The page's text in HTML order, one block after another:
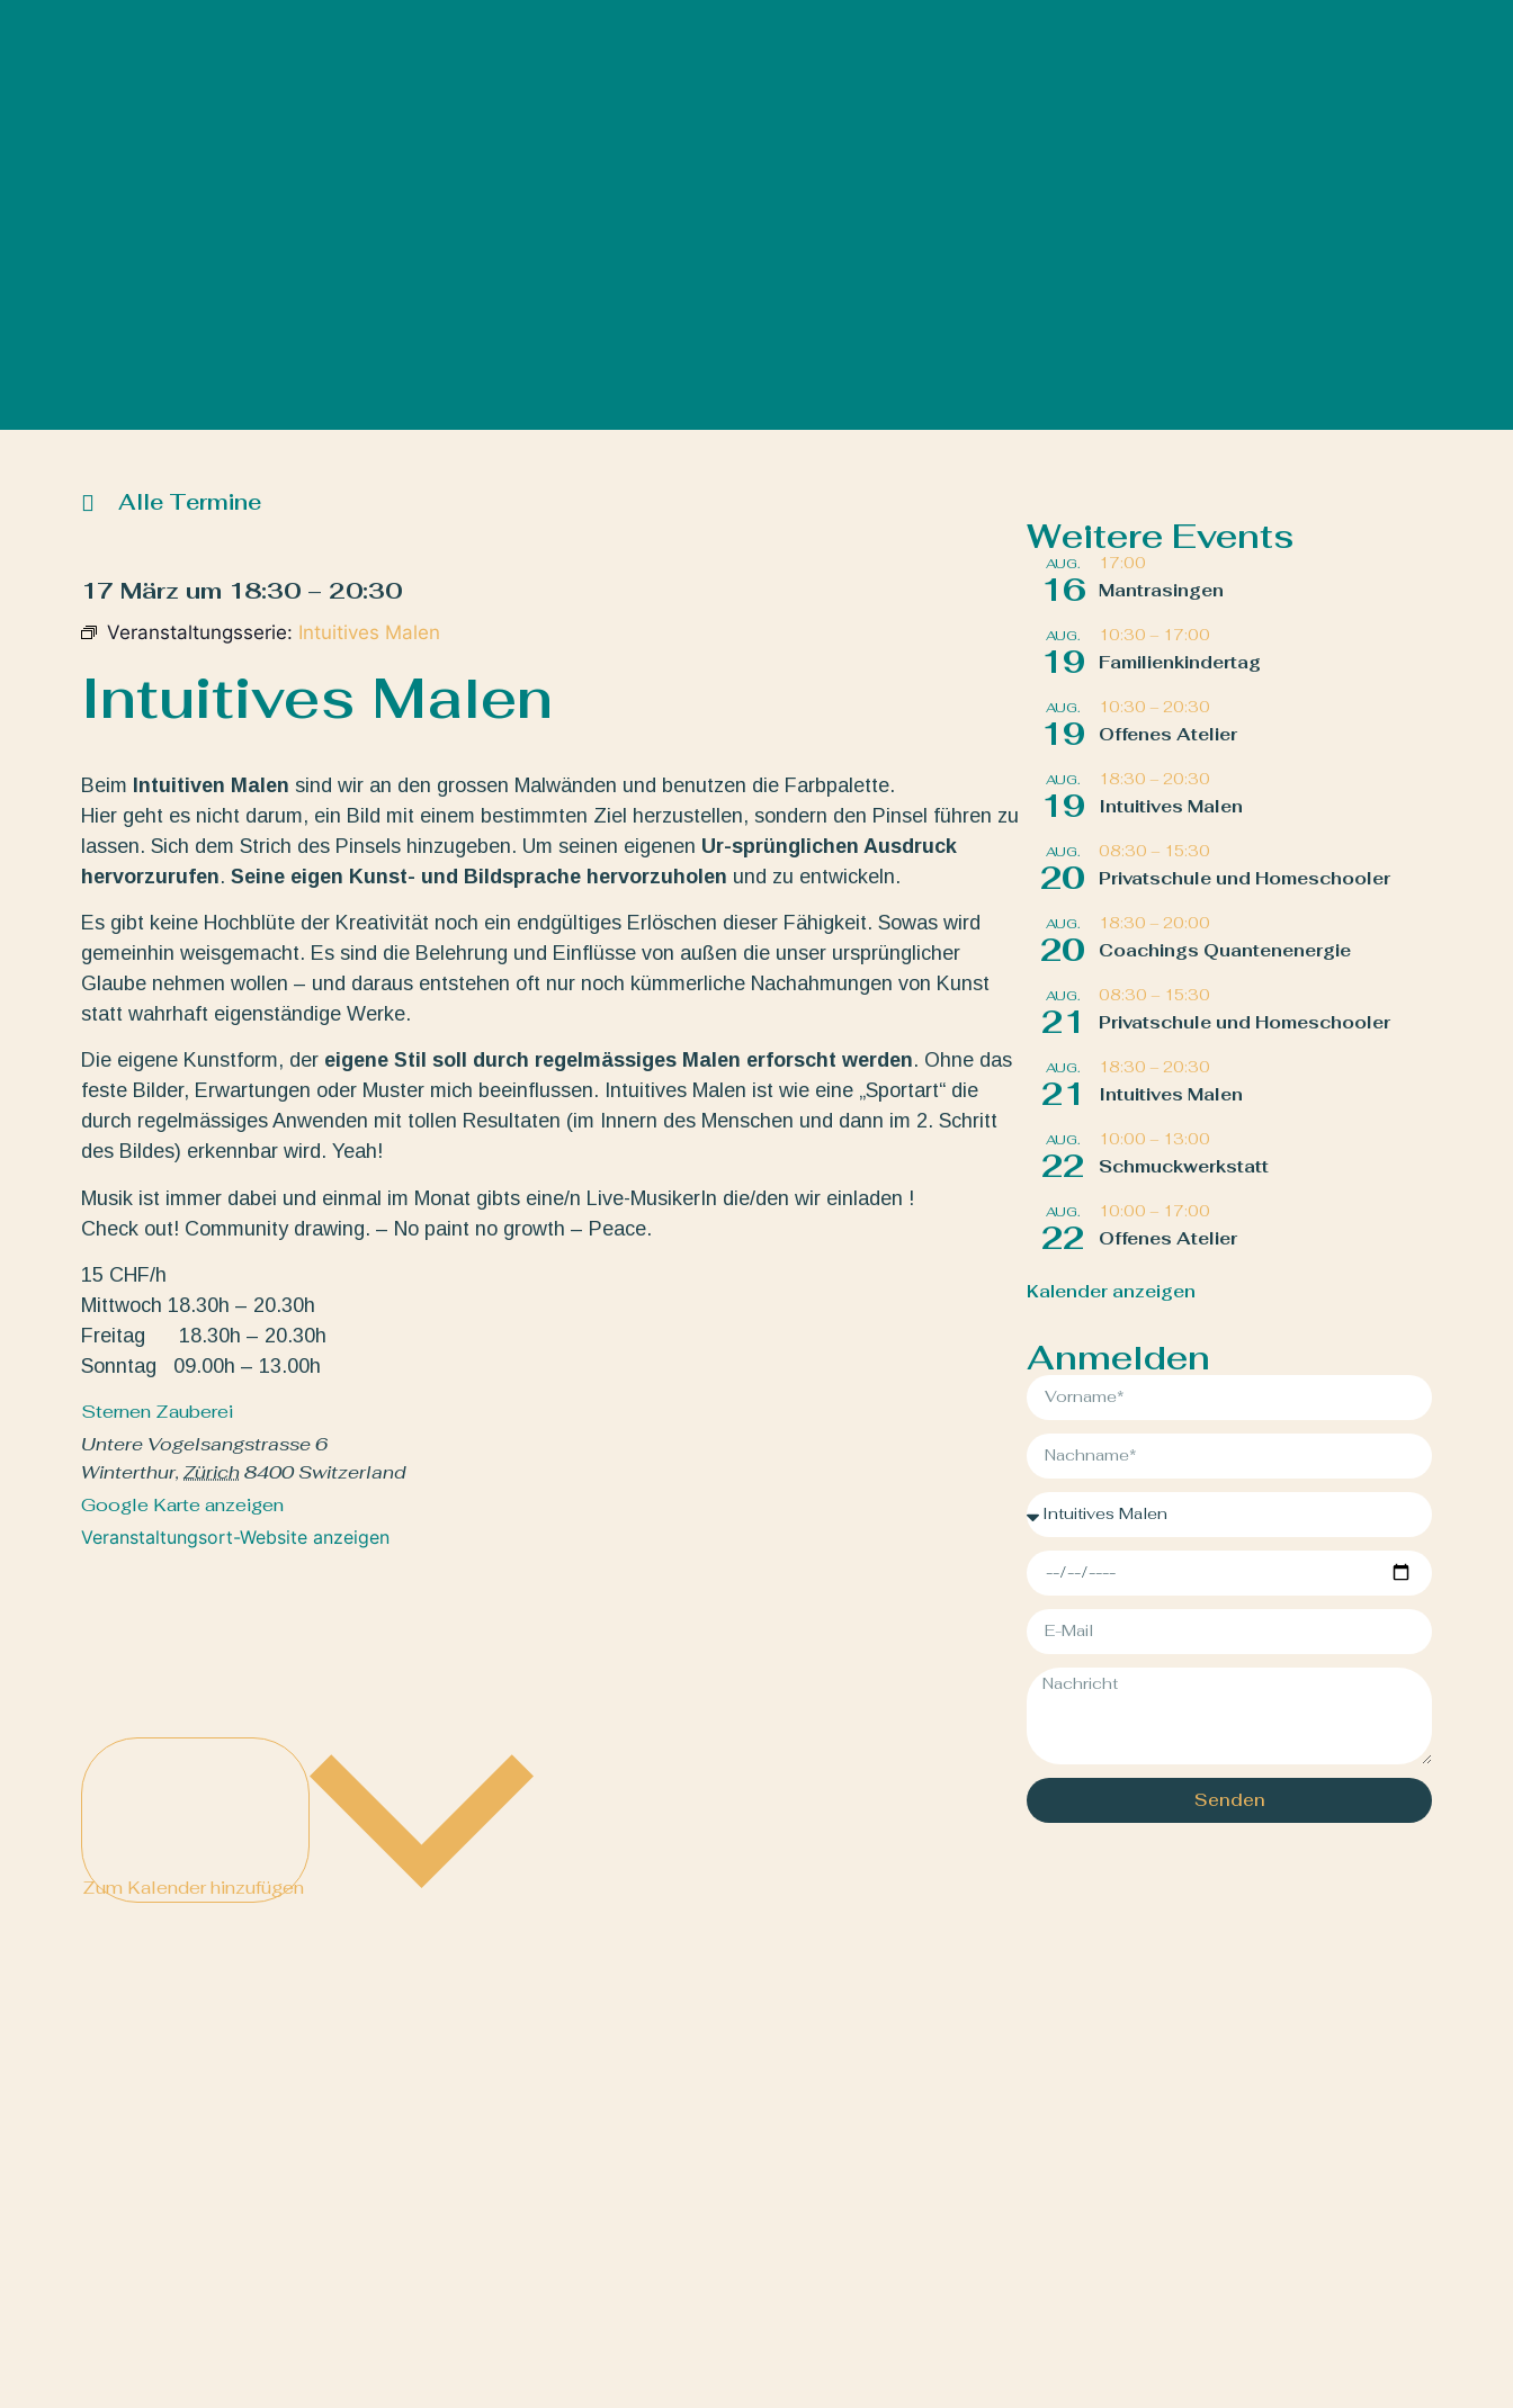
Alle Termine
17 März um 18:30 – 20:30
Veranstaltungsserie: Intuitives Malen
Intuitives Malen
Beim Intuitiven Malen sind wir an den grossen Malwänden und benutzen die Farbpalette.
Hier geht es nicht darum, ein Bild mit einem bestimmten Ziel herzustellen, sondern den Pinsel führen zu
lassen. Sich dem Strich des Pinsels hinzugeben. Um seinen eigenen Ur-sprünglichen Ausdruck
hervorzurufen. Seine eigen Kunst- und Bildsprache hervorzuholen und zu entwickeln.
Es gibt keine Hochblüte der Kreativität noch ein endgültiges Erlöschen dieser Fähigkeit. Sowas wird
gemeinhin weisgemacht. Es sind die Belehrung und Einflüsse von außen die unser ursprünglicher
Glaube nehmen wollen – und daraus entstehen oft nur noch kümmerliche Nachahmungen von Kunst
statt wahrhaft eigenständige Werke.
Die eigene Kunstform, der eigene Stil soll durch regelmässiges Malen erforscht werden. Ohne das
feste Bilder, Erwartungen oder Muster mich beeinflussen. Intuitives Malen ist wie eine „Sportart“ die
durch regelmässiges Anwenden mit tollen Resultaten (im Innern des Menschen und dann im 2. Schritt
des Bildes) erkennbar wird. Yeah!
Musik ist immer dabei und einmal im Monat gibts eine/n Live-MusikerIn die/den wir einladen !
Check out! Community drawing. – No paint no growth – Peace.
15 CHF/h
Mittwoch 18.30h – 20.30h
Freitag 18.30h – 20.30h
Sonntag 09.00h – 13.00h
Sternen Zauberei
Untere Vogelsangstrasse 6
Winterthur, Zürich8400 Switzerland
Google Karte anzeigen
Veranstaltungsort-Website anzeigen
Zum Kalender hinzufügen
Weitere Events
AUG.
16
17:00
Mantrasingen
AUG.
19
10:30 – 17:00
Familienkindertag
AUG.
19
10:30 – 20:30
Offenes Atelier
AUG.
19
18:30 – 20:30
Intuitives Malen
AUG.
20
08:30 – 15:30
Privatschule und Homeschooler
AUG.
20
18:30 – 20:00
Coachings Quantenenergie
AUG.
21
08:30 – 15:30
Privatschule und Homeschooler
AUG.
21
18:30 – 20:30
Intuitives Malen
AUG.
22
10:00 – 13:00
Schmuckwerkstatt
AUG.
22
10:00 – 17:00
Offenes Atelier
Kalender anzeigen
Anmelden
Senden